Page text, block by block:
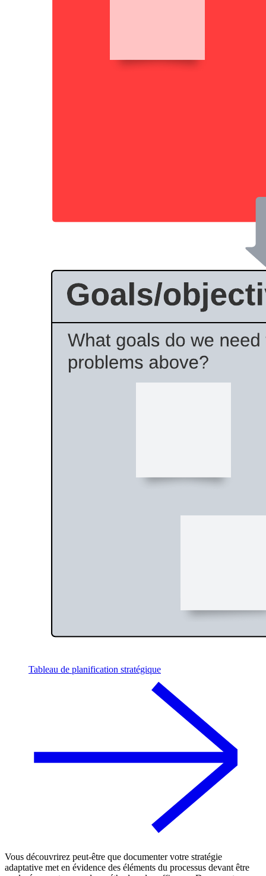
Tableau de planification stratégique
Vous découvrirez peut-être que documenter votre stratégie
adaptative met en évidence des éléments du processus devant être